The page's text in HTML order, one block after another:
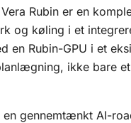
Rubin er en
og køling i et
en Rubin-GPU i et
ikke bare et
en gennemtænkt AI-